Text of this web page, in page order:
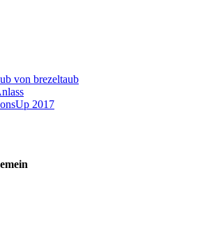
von brezeltaub
2017